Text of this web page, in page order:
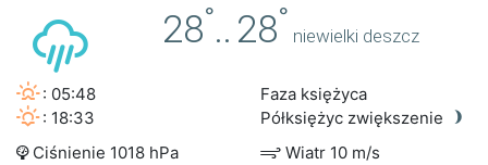
28°.. 28°
niewielki deszcz
: 05:48
: 18:33
Faza księżyca
Półksiężyc zwiększenie
Ciśnienie 1018 hPa
Wiatr 10 m/s